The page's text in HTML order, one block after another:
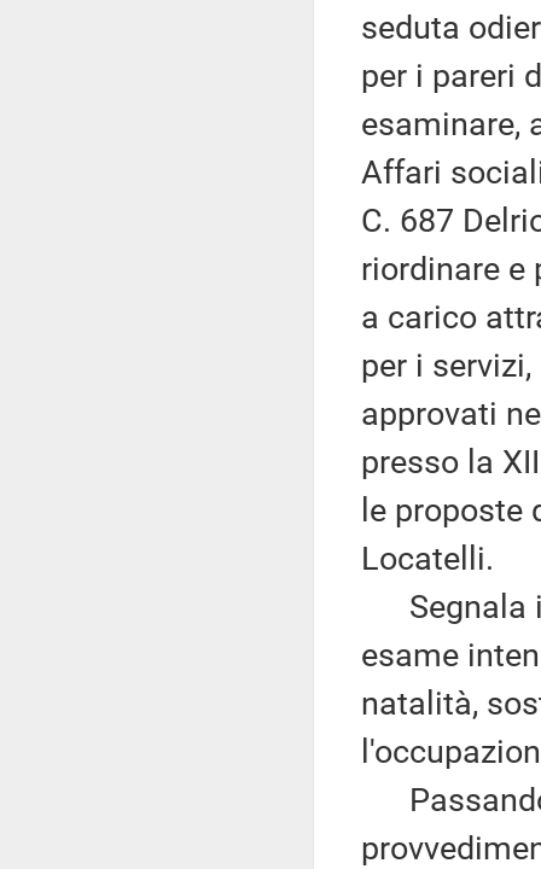
seduta
per i pareri
esaminare,
Affari
C. 687
riordinare e
a carico
per i
approvati
presso la
le proposte
Locatelli.
Segnala
esame
natalità,